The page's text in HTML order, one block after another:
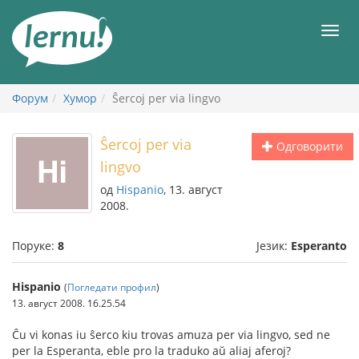
садржају
Форум Хумор Ŝercoj per via lingvo
Одговорити
Ŝercoj per via
lingvo
од Hispanio, 13. август
2008.
Поруке: 8 Језик: Esperanto
Hispanio (Погледати профил)
13. август 2008. 16.25.54
Ĉu vi konas iu ŝerco kiu trovas amuza per via lingvo, sed ne
per la Esperanta, eble pro la traduko aŭ aliaj aferoj?